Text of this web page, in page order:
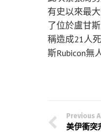
有史以來最
了位於盧甘
稱造成21人
斯Rubicon無
Previous
美伊衝突